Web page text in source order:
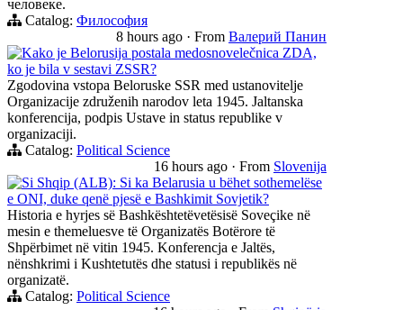
человеке.
Catalog: Философия
8 hours ago · From Валерий Панин
Kako je Belorusija postala medosnovelečnica ZDA,
ko je bila v sestavi ZSSR?
Zgodovina vstopa Beloruske SSR med ustanovitelje
Organizacije združenih narodov leta 1945. Jaltanska
konferencija, podpis Ustave in status republike v
organizaciji.
Catalog: Political Science
16 hours ago · From Slovenija
Si Shqip (ALB): Si ka Belarusia u bëhet sothemelëse
e ONI, duke qenë pjesë e Bashkimit Sovjetik?
Historia e hyrjes së Bashkështetëvetësisë Soveçike në
mesin e themeluesve të Organizatës Botërore të
Shpërbimet në vitin 1945. Konferencja e Jaltës,
nënshkrimi i Kushtetutës dhe statusi i republikës në
organizatë.
Catalog: Political Science